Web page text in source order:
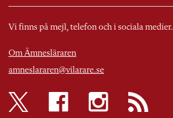
Vi finns på mejl, telefon och i sociala medier.
Om Ämnesläraren
amneslararen@vilarare.se